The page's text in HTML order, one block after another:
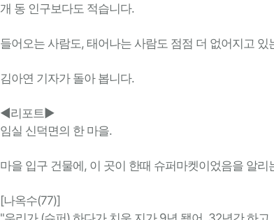
개 동 인구보다도 적습니다.
들어오는 사람도, 태어나는 사람도 점점 더 없어지고
김아연 기자가 돌아 봅니다.
◀리포트▶
임실 신덕면의 한 마을.
마을 입구 건물에, 이 곳이 한때 슈퍼마켓이었음을 알
[나옥수(77)]